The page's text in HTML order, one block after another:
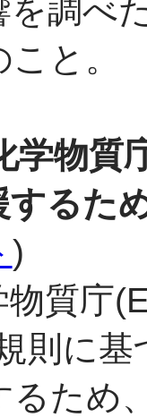
を調べ
と。
学物質
するた
)
質庁
則に
るため